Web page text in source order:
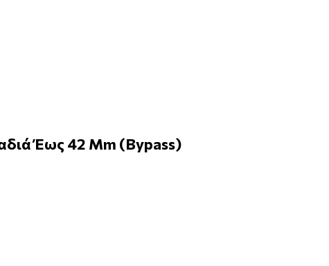
Έως 42 Mm (Bypass)